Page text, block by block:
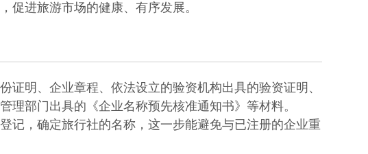
促进旅游市场的健康、有序发展。
明、企业章程、依法设立的验资机构出具的验资证明、
部门出具的《企业名称预先核准通知书》等材料。
记，确定旅行社的名称，这一步能避免与已注册的企业重